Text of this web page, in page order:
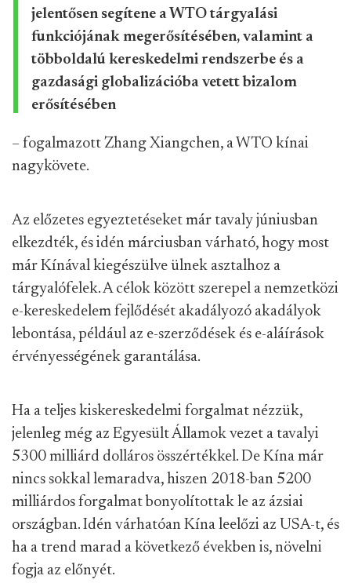
jelentősen segítene a WTO tárgyalási
funkciójának megerősítésében, valamint a
többoldalú kereskedelmi rendszerbe és a
gazdasági globalizációba vetett bizalom
erősítésében
– fogalmazott Zhang Xiangchen, a WTO kínai
nagykövete.
Az előzetes egyeztetéseket már tavaly júniusban
elkezdték, és idén márciusban várható, hogy most
már Kínával kiegészülve ülnek asztalhoz a
tárgyalófelek. A célok között szerepel a nemzetközi
e-kereskedelem fejlődését akadályozó akadályok
lebontása, például az e-szerződések és e-aláírások
érvényességének garantálása.
Ha a teljes kiskereskedelmi forgalmat nézzük,
jelenleg még az Egyesült Államok vezet a tavalyi
5300 milliárd dolláros összértékkel. De Kína már
nincs sokkal lemaradva, hiszen 2018-ban 5200
milliárdos forgalmat bonyolítottak le az ázsiai
országban. Idén várhatóan Kína leelőzi az USA-t, és
ha a trend marad a következő években is, növelni
fogja az előnyét.